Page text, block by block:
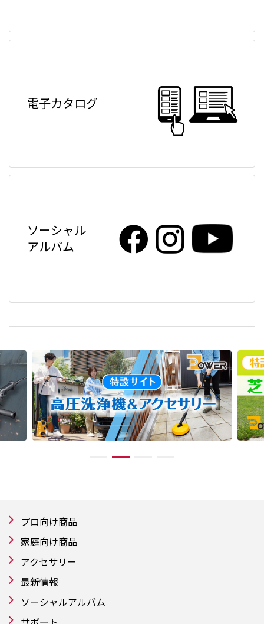
電子カタログ
ソーシャル
アルバム
プロ向け商品
家庭向け商品
アクセサリー
最新情報
ソーシャルアルバム